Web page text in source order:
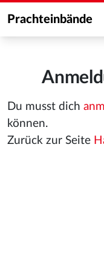
Prachteinbände
Du musst dich
können.
Zurück zur Seite